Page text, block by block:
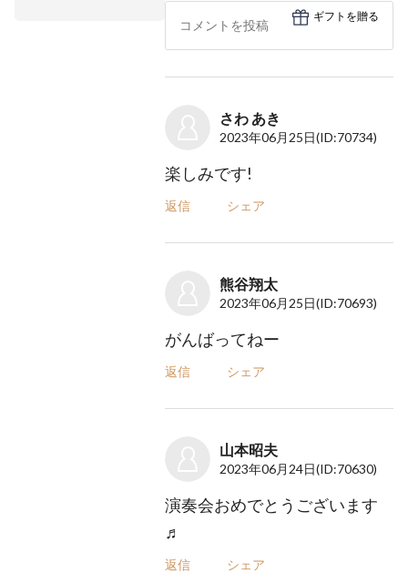
ギフトを贈る
さわ あき
2023年06月25日(ID:70734)
楽しみです!
返信 シェア
熊谷翔太
2023年06月25日(ID:70693)
がんばってねー
返信 シェア
山本昭夫
2023年06月24日(ID:70630)
演奏会おめでとうございます
♬
返信 シェア